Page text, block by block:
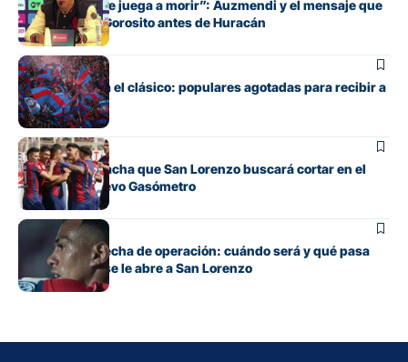
“Cada pelota se juega a morir”: Auzmendi y el mensaje que
transmitió de Gorosito antes de Huracán
Fútbol
Boedo ya juega el clásico: populares agotadas para recibir a
Huracán
Fútbol
La incómoda racha que San Lorenzo buscará cortar en el
clásico del Nuevo Gasómetro
Fútbol
Barrios tiene fecha de operación: cuándo será y qué pasa
con cupo que se le abre a San Lorenzo